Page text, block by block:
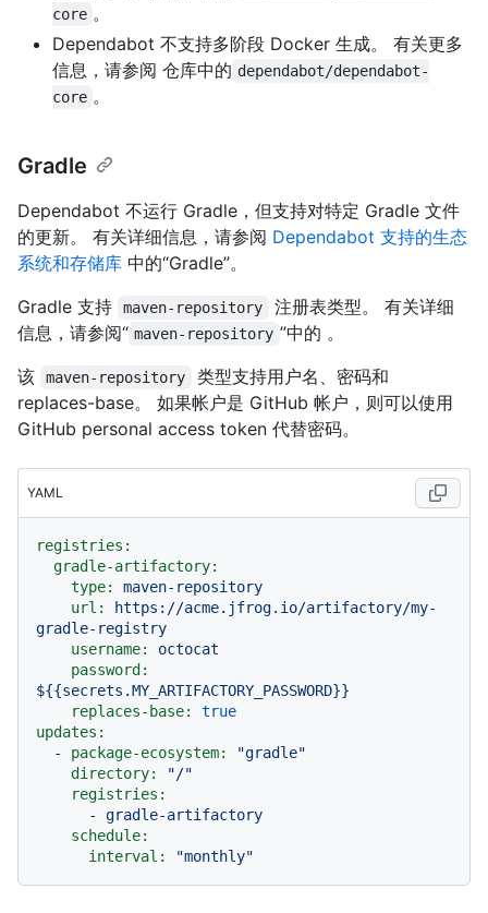
core 。
Dependabot 不支持多阶段 Docker 生成。 有关更多
信息，请参阅 仓库中的 dependabot/dependabot-
core 。
Gradle
Dependabot 不运行 Gradle，但支持对特定 Gradle 文件
的更新。 有关详细信息，请参阅 Dependabot 支持的生态
系统和存储库 中的“Gradle”。
Gradle 支持
maven-repository
注册表类型。 有关详细
信息，请参阅“ maven-repository ”中的 。
该
maven-repository
类型支持用户名、密码和
replaces-base。 如果帐户是 GitHub 帐户，则可以使用
GitHub personal access token 代替密码。
YAML
registries:
gradle-artifactory:
type:
maven-repository
url:
https://acme.jfrog.io/artifactory/my-
gradle-registry
username:
octocat
password:
${{secrets.MY_ARTIFACTORY_PASSWORD}}
replaces-base:
true
updates:
-
package-ecosystem:
"gradle"
directory:
"/"
registries:
-
gradle-artifactory
schedule:
interval:
"monthly"